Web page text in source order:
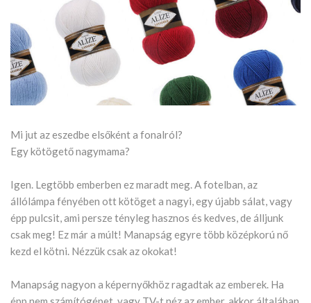
Mi jut az eszedbe elsőként a fonalról?
Egy kötögető nagymama?
Igen. Legtöbb emberben ez maradt meg. A fotelban, az
állólámpa fényében ott kötöget a nagyi, egy újabb sálat, vagy
épp pulcsit, ami persze tényleg hasznos és kedves, de álljunk
csak meg! Ez már a múlt! Manapság egyre több középkorú nő
kezd el kötni. Nézzük csak az okokat!
Manapság nagyon a képernyőkhöz ragadtak az emberek. Ha